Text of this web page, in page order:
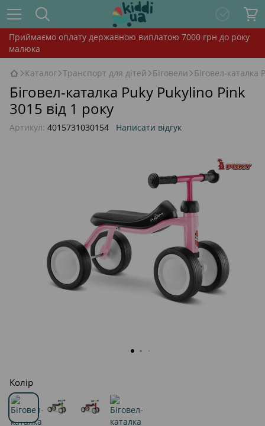
Приймаємо оплату державною виплатою 7000 грн до року
малюка
Каталог Транспорт для дітей Біговели Біговел-каталка
Біговел-каталка Puky Pukylino Pink
3015 від 1 року
Артикул: 4015731030154 Написати відгук
Колір